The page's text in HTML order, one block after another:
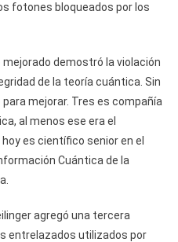
fotones bloqueados por los
demostró la violación
de la teoría cuántica. Sin
mejorar. Tres es compañía
al menos ese era el
es científico senior en el
Cuántica de la
agregó una tercera
entrelazados utilizados por